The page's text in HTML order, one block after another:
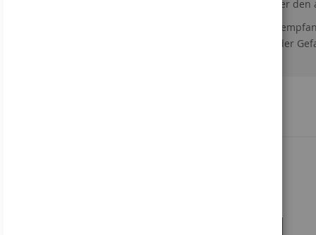
Waldbesucher über den QR-Code über
Für Gegenden mit schlechtem
mit der Drehscheibe zum Einstellen der